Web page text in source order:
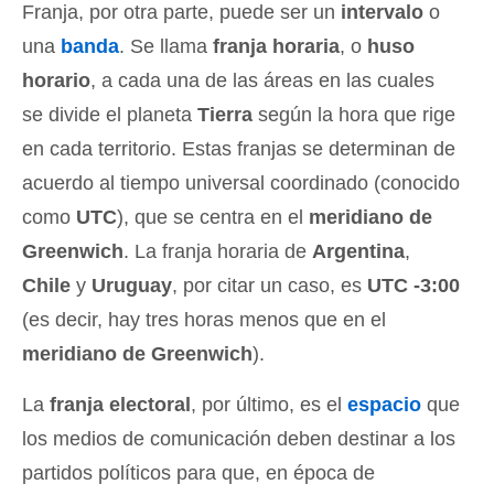
Franja, por otra parte, puede ser un intervalo o
una banda. Se llama franja horaria, o huso
horario, a cada una de las áreas en las cuales
se divide el planeta Tierra según la hora que rige
en cada territorio. Estas franjas se determinan de
acuerdo al tiempo universal coordinado (conocido
como UTC), que se centra en el meridiano de
Greenwich. La franja horaria de Argentina,
Chile y Uruguay, por citar un caso, es UTC -3:00
(es decir, hay tres horas menos que en el
meridiano de Greenwich).
La franja electoral , por último, es el espacio que
los medios de comunicación deben destinar a los
partidos políticos para que, en época de